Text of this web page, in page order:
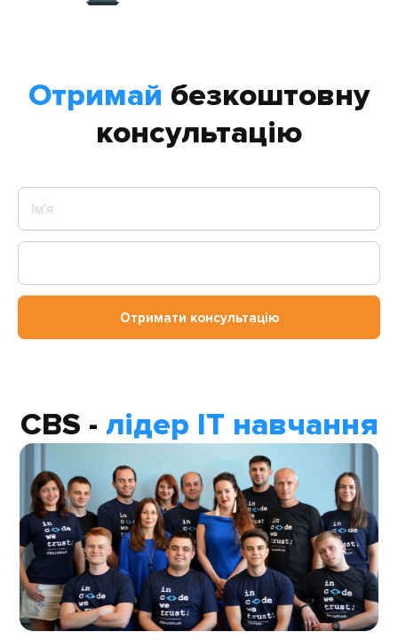
Отримай безкоштовну
консультацію
Отримати консультацію
CBS - лідер IT навчання